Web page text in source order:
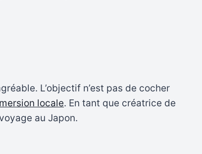
L’objectif n’est pas de cocher
locale. En tant que créatrice de
au Japon.